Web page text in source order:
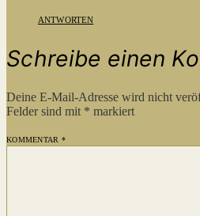
ANTWORTEN
Schreibe einen
Deine E-Mail-Adresse wird nicht
Felder sind mit * markiert
KOMMENTAR *